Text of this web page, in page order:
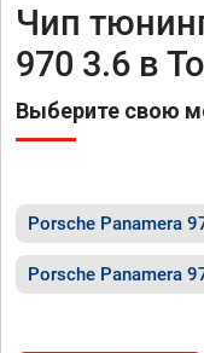
Чип
970 3.6 в
Выберите свою
Porsche Panamera
Porsche Panamera